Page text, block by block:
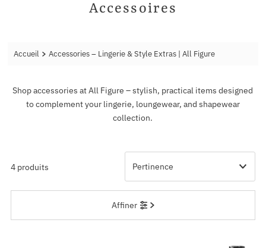
Accessoires
Accueil Accessories – Lingerie & Style Extras | All Figure
Shop accessories at All Figure – stylish, practical items designed
to complement your lingerie, loungewear, and shapewear
collection.
Affiner
4 produits
En vedette
Le plus pertinent